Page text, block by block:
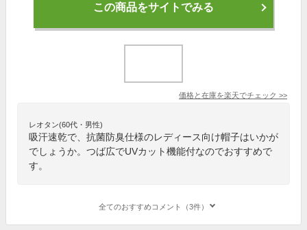
この商品をサイトでみる
価格と在庫を楽天でチェック >>
レオタン(60代・男性)
吸汗速乾で、抗菌防臭仕様のレディース向け帽子はいかが
でしょうか。つば広でUVカット機能付なのでおすすめで
す。
全てのおすすめコメント（3件）